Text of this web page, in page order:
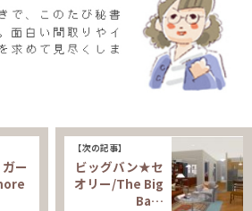
ー
【次の記事】
ビッグバン★セ
オリー/The Big
Ba…